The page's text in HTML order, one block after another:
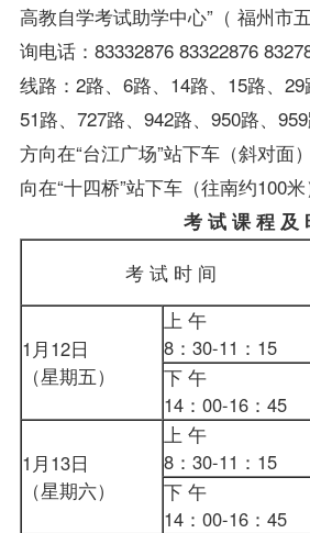
高教自学考试助学中心”（ 福州市
询电话：83332876 83322876
线路：2路、6路、14路、15路、
51路、727路、942路、950路、
方向在“台江广场”站下车（斜对面
向在“十四桥”站下车（往南约100米
考 试 课 程 及
考 试 时 间
1月12日
（星期五）
上 午
8：30-11：15
下 午
14：00-16：45
1月13日
（星期六）
上 午
8：30-11：15
下 午
14：00-16：45